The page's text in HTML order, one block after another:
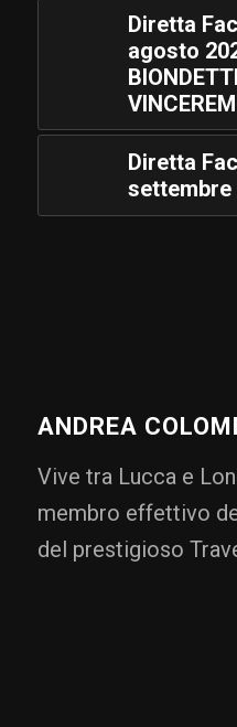
Diretta
agosto
Diretta
settembre
ANDREA
Vive tra Lucca e
membro effettivo
del prestigioso